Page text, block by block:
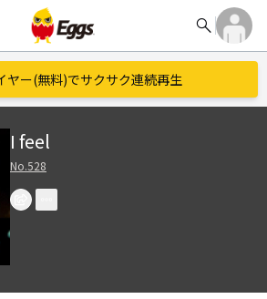
search
ヤー(無料)でサクサク連続再生
I feel
No.528